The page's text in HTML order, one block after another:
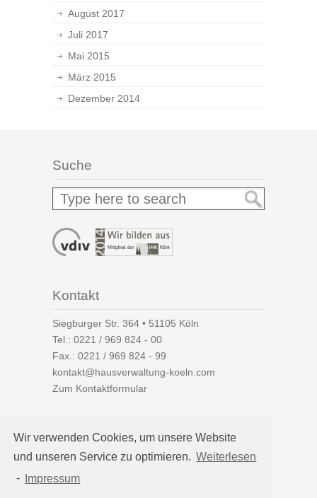
Wir verwenden Cookies, um unsere Website
und unseren Service zu optimieren. Weiterlesen
-
Impressum
August 2017
Juli 2017
Mai 2015
März 2015
Dezember 2014
Suche
Kontakt
Siegburger Str. 364 • 51105 Köln
Tel.: 0221 / 969 824 - 00
Fax.: 0221 / 969 824 - 99
kontakt@hausverwaltung-koeln.com
Zum Kontaktformular
Auf einen Blick
Hausverwaltung Köln